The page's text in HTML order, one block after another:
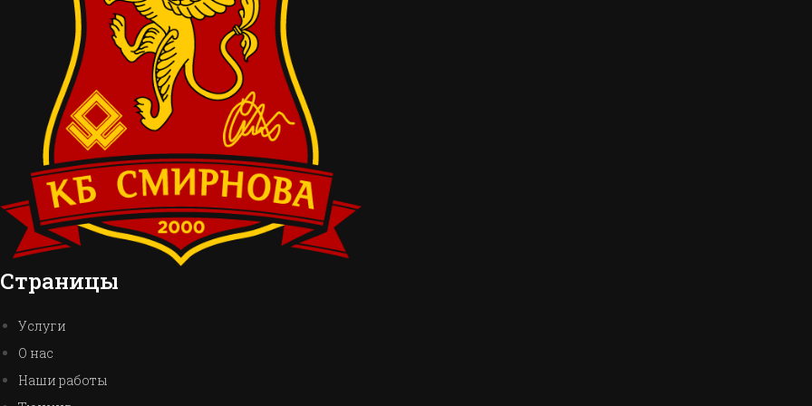
Страницы
Услуги
О нас
Наши работы